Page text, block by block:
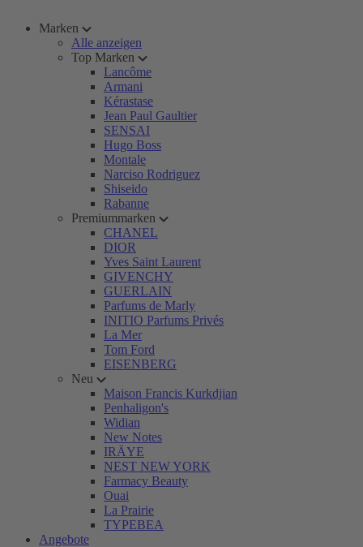
Marken
Alle anzeigen
Top Marken
Lancôme
Armani
Kérastase
Jean Paul Gaultier
SENSAI
Hugo Boss
Montale
Narciso Rodriguez
Shiseido
Rabanne
Premiummarken
CHANEL
DIOR
Yves Saint Laurent
GIVENCHY
GUERLAIN
Parfums de Marly
INITIO Parfums Privés
La Mer
Tom Ford
EISENBERG
Neu
Maison Francis Kurkdjian
Penhaligon's
Widian
New Notes
IRÄYE
NEST NEW YORK
Farmacy Beauty
Ouai
La Prairie
TYPEBEA
Angebote